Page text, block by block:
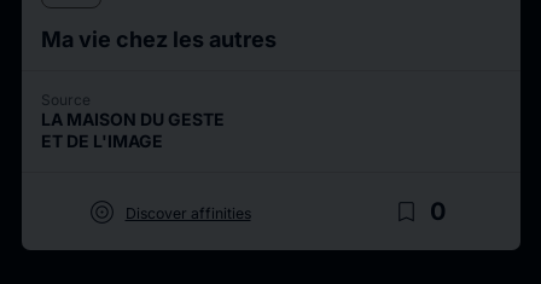
Ma vie chez les autres
Source
LA MAISON DU GESTE
ET DE L'IMAGE
target Discover affinities bookmark_border 0